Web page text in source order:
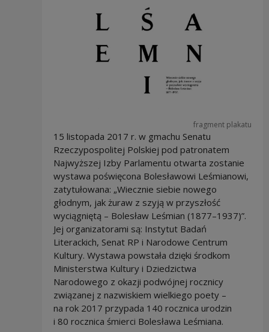
fragment plakatu
15 listopada 2017 r. w gmachu Senatu
Rzeczypospolitej Polskiej pod patronatem
Najwyższej Izby Parlamentu otwarta zostanie
wystawa poświęcona Bolesławowi Leśmianowi,
zatytułowana: „Wiecznie siebie nowego
głodnym, jak żuraw z szyją w przyszłość
wyciągniętą – Bolesław Leśmian (1877–1937)”.
Jej organizatorami są: Instytut Badań
Literackich, Senat RP i Narodowe Centrum
Kultury. Wystawa powstała dzięki środkom
Ministerstwa Kultury i Dziedzictwa
Narodowego z okazji podwójnej rocznicy
związanej z nazwiskiem wielkiego poety –
na rok 2017 przypada 140 rocznica urodzin
i 80 rocznica śmierci Bolesława Leśmiana.